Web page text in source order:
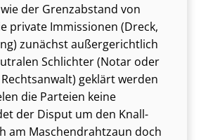
der Grenzabstand von
private Immissionen (Dreck,
zunächst au­ßer­ge­richt­lich
Schlichter (Notar oder
geklärt werden
die Parteien keine
der Disput um den Knall­
am Ma­schen­draht­zaun doch